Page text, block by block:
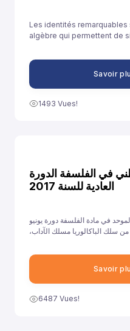
Les identités
algèbre qui permettent de
des expressions ou
facilement.
Savoir
1493 Vues!
في الفلسفة الدورة
العادية للسنة 2017
في مادة الفلسفة دورة يونيو
الثانية من سلك الباكالوريا مسلك الآداب،
لخوض غمار الامتحانات الوطنية
Savoir
6487 Vues!